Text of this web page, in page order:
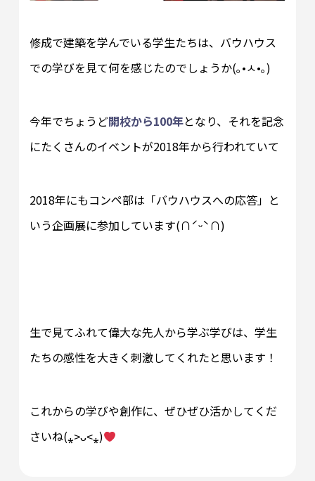
修成で建築を学んでいる学生たちは、バウハウス
での学びを見て何を感じたのでしょうか(｡•ㅅ•｡)
今年でちょうど開校から100年となり、それを記念
にたくさんのイベントが2018年から行われていて
2018年にもコンペ部は「バウハウスへの応答」と
いう企画展に参加しています(∩ˊᵕˋ∩)
生で見てふれて偉大な先人から学ぶ学びは、学生
たちの感性を大きく刺激してくれたと思います！
これからの学びや創作に、ぜひぜひ活かしてくだ
さいね(⁎˃ᴗ˂⁎)